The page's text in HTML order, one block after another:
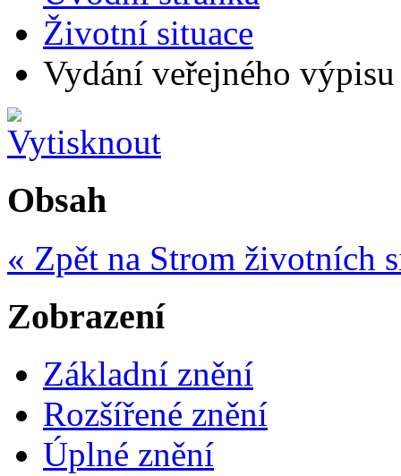
Životní situace
Vydání veřejného
Obsah
« Zpět na Strom životních
Zobrazení
Základní znění
Rozšířené znění
Úplné znění